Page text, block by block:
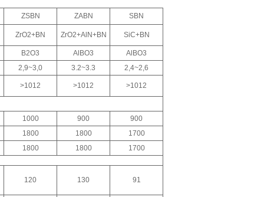
ZSBN ZABN SBN
ZrO2+BN ZrO2+AlN+BN SiC+BN
B2O3 AlBO3
AlBO3
2,9~3,0
3.2~3.3 2,4~2,6
>1012 >1012 >1012
1000 900
900
1800
1800
1700
1800
1800 1700
120 130 91